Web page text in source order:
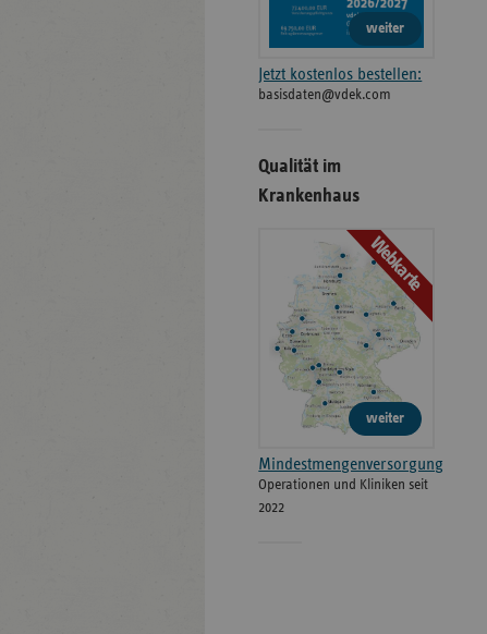
weiter
Jetzt kostenlos bestellen:
basisdaten@vdek.com
Qualität im
Krankenhaus
Webkarte
weiter
Mindestmengenversorgung
Operationen und Kliniken seit
2022